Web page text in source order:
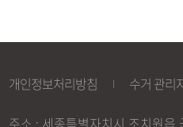
개인정보처리방침 수거 관리
주소 : 세종특별자치시 조치원읍